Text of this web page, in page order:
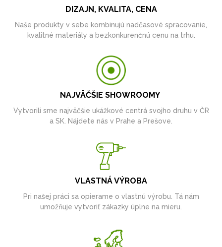
DIZAJN, KVALITA, CENA
Naše produkty v sebe kombinujú nadčasové spracovanie,
kvalitné materiály a bezkonkurenčnú cenu na trhu.
NAJVÄČŠIE SHOWROOMY
Vytvorili sme najväčšie ukážkové centrá svojho druhu v ČR
a SK. Nájdete nás v Prahe a Prešove.
VLASTNÁ VÝROBA
Pri našej práci sa opierame o vlastnú výrobu. Tá nám
umožňuje vytvoriť zákazky úplne na mieru.